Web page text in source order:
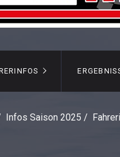
Infos Saison 2025 /